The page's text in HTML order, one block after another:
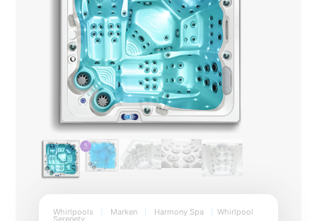
Whirlpools Marken Harmony Spa Whirlpool
Serenety